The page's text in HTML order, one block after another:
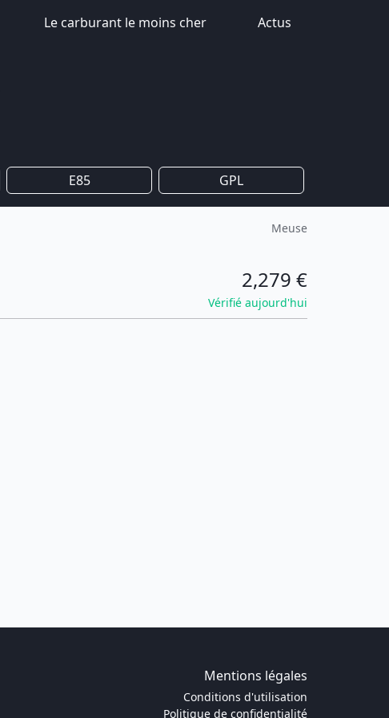
Le carburant le moins cher Actus
E85 GPL
Meuse
2,279 €
Vérifié aujourd'hui
Mentions légales
Conditions d'utilisation
Politique de confidentialité